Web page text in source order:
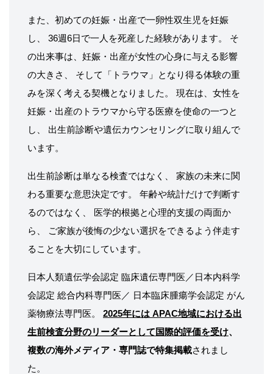
また、初めての妊娠・出産で一卵性双生児を妊娠
し、 36週6日で一人を死産した経験があります。 そ
の出来事は、妊娠・出産が女性の心身に与える影響
の大きさ、 そして「トラウマ」となり得る体験の重
みを深く考える契機となりました。 現在は、女性を
妊娠・出産のトラウマから守る医療を使命の一つと
し、 出生前診断や遺伝カウンセリングに取り組んで
います。
出生前診断は単なる検査ではなく、 家族の未来に関
わる重要な意思決定です。 年齢や統計だけで判断す
るのではなく、 医学的根拠と心理的支援の両面か
ら、 ご家族が後悔の少ない選択をできるよう伴走す
ることを大切にしています。
日本人類遺伝学会認定 臨床遺伝専門医／日本内科学
会認定 総合内科専門医／ 日本臨床腫瘍学会認定 がん
薬物療法専門医。 2025年には APAC地域における出
生前検査分野のリーダーとして国際的評価を受け、
複数の海外メディア・専門誌で特集掲載されまし
た。